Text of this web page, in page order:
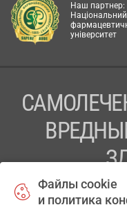
Наш партнер:
Національний
університет
ПЕРЕД
Файлы cookie
и политика